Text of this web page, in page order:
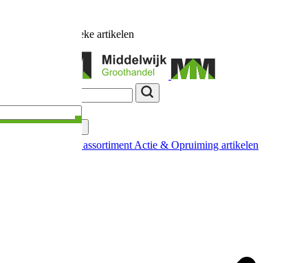
unieke artikelen
Nieuw in ons assortiment Actie & Opruiming artikelen